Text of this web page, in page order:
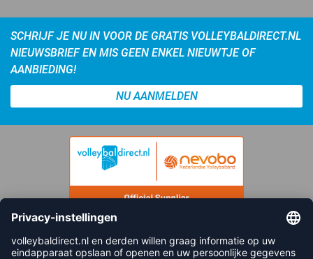
SCHRIJF JE NU IN VOOR DE GRATIS VOLLEYBALDIRECT.NL
NIEUWSBRIEF EN MIS GEEN ENKEL NIEUWTJE OF
AANBIEDING!
NU AANMELDEN